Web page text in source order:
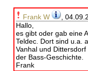
Frank W
,
Hallo,
es gibt oder gab eine
Teldec. Dort sind u.a.
Vanhal und
der Bass-Geschichte.
Frank